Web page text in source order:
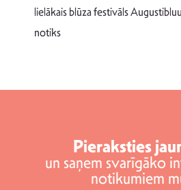
lielākais blūza festivāls
notiks
Pieraksties
un saņem svarīgāko
notikumiem